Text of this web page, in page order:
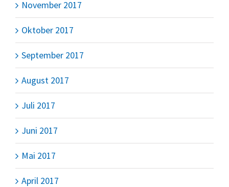
November 2017
Oktober 2017
September 2017
August 2017
Juli 2017
Juni 2017
Mai 2017
April 2017